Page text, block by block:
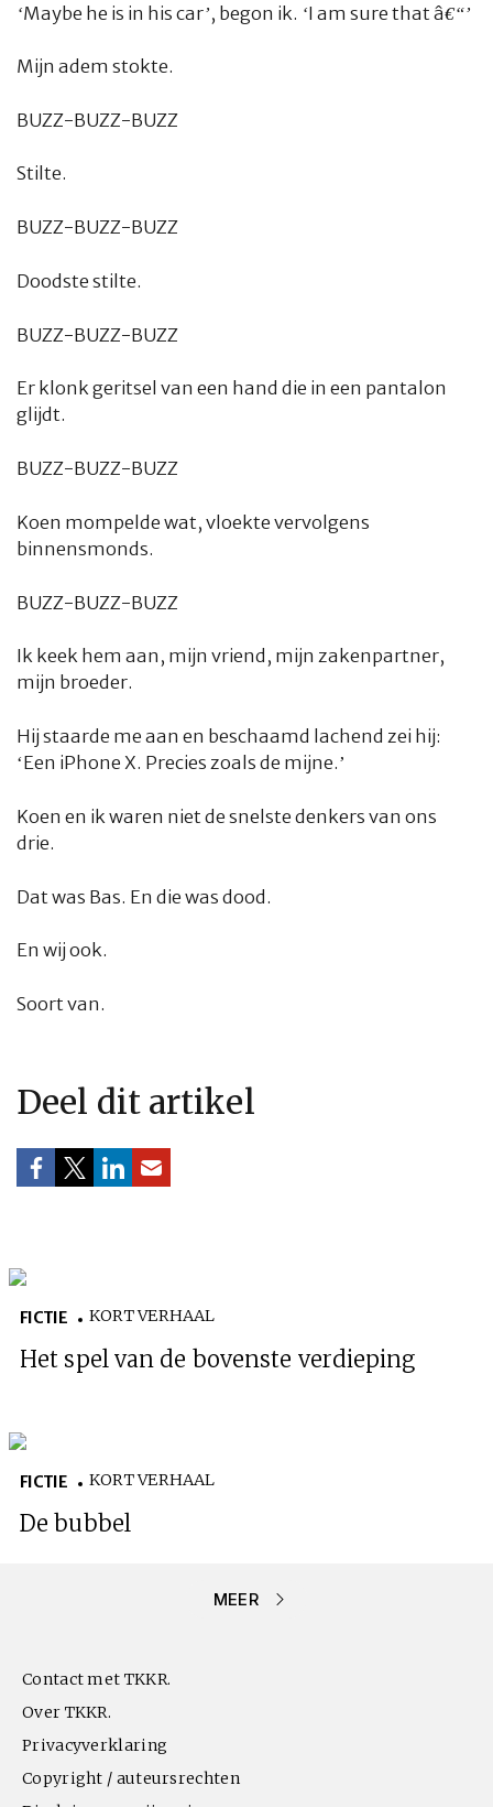
‘Maybe he is in his car’, begon ik. ‘I am sure that â€“’
Mijn adem stokte.
BUZZ-BUZZ-BUZZ
Stilte.
BUZZ-BUZZ-BUZZ
Doodste stilte.
BUZZ-BUZZ-BUZZ
Er klonk geritsel van een hand die in een pantalon
glijdt.
BUZZ-BUZZ-BUZZ
Koen mompelde wat, vloekte vervolgens
binnensmonds.
BUZZ-BUZZ-BUZZ
Ik keek hem aan, mijn vriend, mijn zakenpartner,
mijn broeder.
Hij staarde me aan en beschaamd lachend zei hij:
‘Een iPhone X. Precies zoals de mijne.’
Koen en ik waren niet de snelste denkers van ons
drie.
Dat was Bas. En die was dood.
En wij ook.
Soort van.
Deel dit artikel
FICTIE KORT VERHAAL
Het spel van de bovenste verdieping
FICTIE KORT VERHAAL
De bubbel
MEER
Contact met TKKR.
Over TKKR.
Privacyverklaring
Copyright / auteursrechten